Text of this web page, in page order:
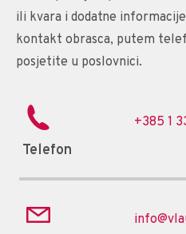
ili kvara i dodatne
kontakt obrasca, putem
posjetite u poslovnici.
Telefon
+385 1